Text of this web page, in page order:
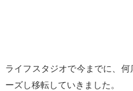
ライフスタジオで今までに、
ーズし移転していきました。